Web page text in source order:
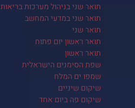
תואר שני בניהול מערכות בריאות
תואר שני במדעי המחשב
תואר שני
תואר ראשון יום פתוח
תואר ראשון
שפת הסימנים הישראלית
שמפו ים המלח
שיקום שיניים
שיקום פה ביום אחד